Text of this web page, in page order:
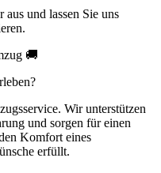
und lassen Sie uns
🚚
Wir unterstützen
und sorgen für einen
Komfort eines
erfüllt.